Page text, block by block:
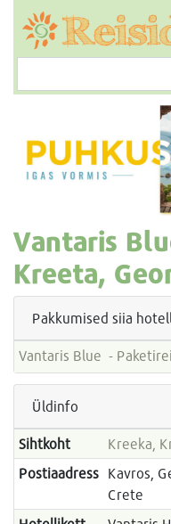
Vantaris
Kreeta,
Pakkumised siia
Vantaris Blue -
Üldinfo
Sihtkoht
Kreeka,
Postiaadress Kavros,
Crete